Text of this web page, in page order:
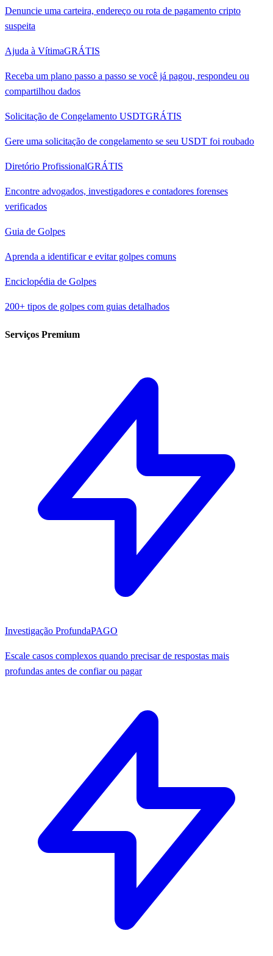
Denuncie uma carteira, endereço ou rota de pagamento cripto
suspeita
Ajuda à VítimaGRÁTIS
Receba um plano passo a passo se você já pagou, respondeu ou
compartilhou dados
Solicitação de Congelamento USDTGRÁTIS
Gere uma solicitação de congelamento se seu USDT foi roubado
Diretório ProfissionalGRÁTIS
Encontre advogados, investigadores e contadores forenses
verificados
Guia de Golpes
Aprenda a identificar e evitar golpes comuns
Enciclopédia de Golpes
200+ tipos de golpes com guias detalhados
Serviços Premium
Investigação ProfundaPAGO
Escale casos complexos quando precisar de respostas mais
profundas antes de confiar ou pagar